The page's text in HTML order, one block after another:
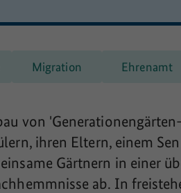
Migration Ehrenamt
von
ihren Eltern, einem
Gärtnern in einer
ab. In